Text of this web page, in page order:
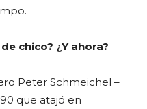
chico? ¿Y ahora?
Peter Schmeichel –
que atajó en